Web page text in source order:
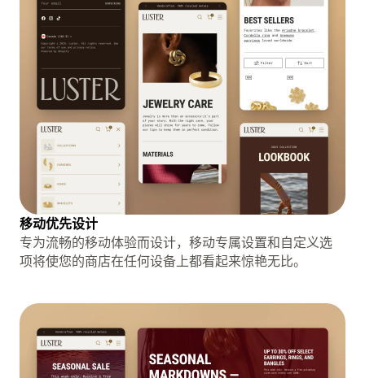
移动优先设计
专为流畅的移动体验而设计，移动专属设置和自定义选
项将使您的商店在任何设备上都看起来惊艳无比。